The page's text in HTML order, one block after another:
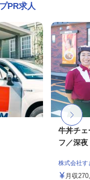
PR求人
牛丼チェ
フ／深夜
株式会社
月収